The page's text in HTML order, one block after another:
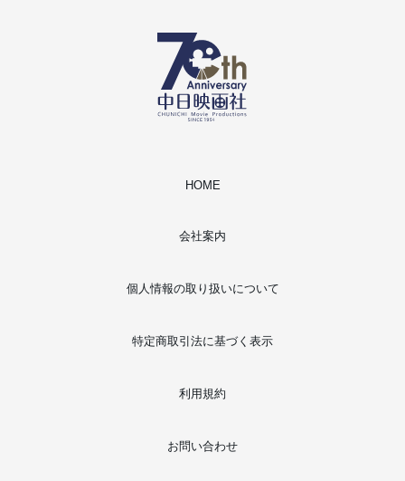
HOME
会社案内
個人情報の取り扱いについて
特定商取引法に基づく表示
利用規約
お問い合わせ